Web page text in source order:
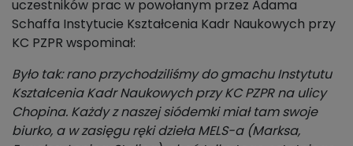
uczestników prac w powołanym przez Adama
Schaffa Instytucie Kształcenia Kadr Naukowych przy
KC PZPR wspominał:
Było tak: rano przychodziliśmy do gmachu Instytutu
Kształcenia Kadr Naukowych przy KC PZPR na ulicy
Chopina. Każdy z naszej siódemki miał tam swoje
biurko, a w zasięgu ręki dzieła MELS-a (Marksa,